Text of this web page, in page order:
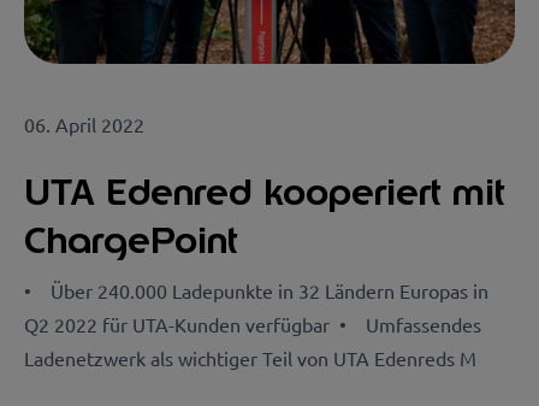
06. April 2022
UTA Edenred kooperiert mit
ChargePoint
• Über 240.000 Ladepunkte in 32 Ländern Europas in
Q2 2022 für UTA-Kunden verfügbar • Umfassendes
Ladenetzwerk als wichtiger Teil von UTA Edenreds M